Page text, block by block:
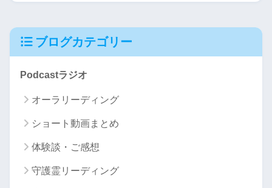
ブログカテゴリー
Podcastラジオ
オーラリーディング
ショート動画まとめ
体験談・ご感想
守護霊リーディング